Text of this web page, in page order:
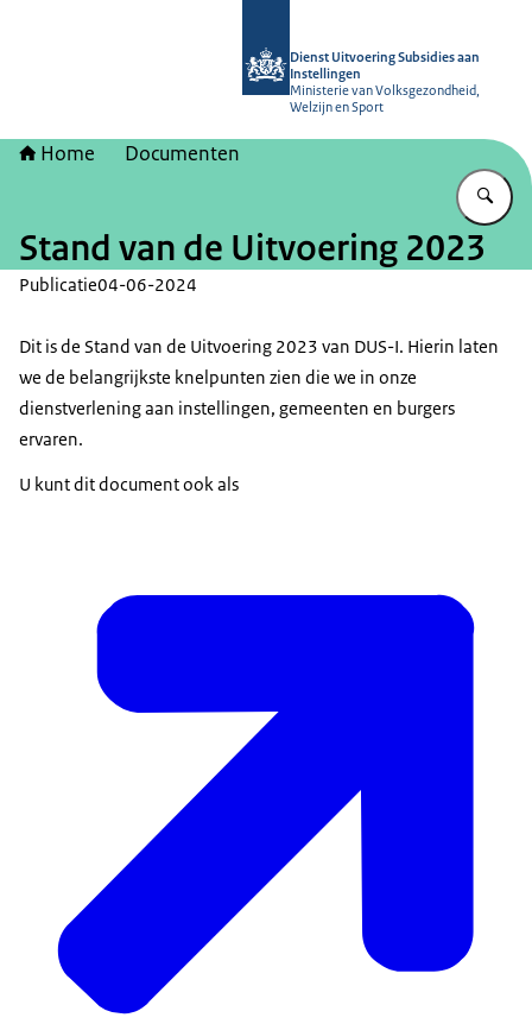
Dienst Uitvoering Subsidies aan
Instellingen
Ministerie van Volksgezondheid,
Welzijn en Sport
Home Documenten
Stand van de Uitvoering 2023
Publicatie04-06-2024
Dit is de Stand van de Uitvoering 2023 van DUS-I. Hierin laten
we de belangrijkste knelpunten zien die we in onze
dienstverlening aan instellingen, gemeenten en burgers
ervaren.
U kunt dit document ook als